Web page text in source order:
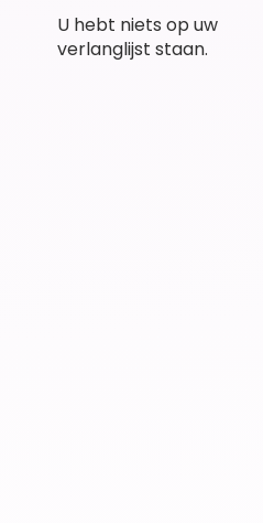
U hebt niets op uw
verlanglijst staan.